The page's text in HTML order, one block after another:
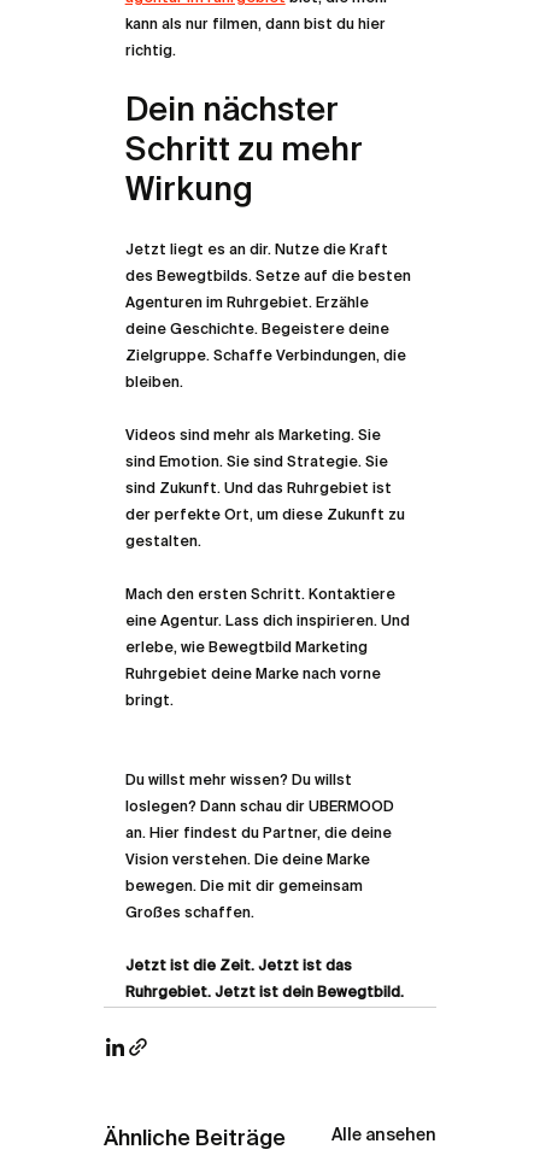
kann als nur filmen, dann bist du hier
richtig.
Dein nächster
Schritt zu mehr
Wirkung
Jetzt liegt es an dir. Nutze die Kraft
des Bewegtbilds. Setze auf die besten
Agenturen im Ruhrgebiet. Erzähle
deine Geschichte. Begeistere deine
Zielgruppe. Schaffe Verbindungen, die
bleiben.
Videos sind mehr als Marketing. Sie
sind Emotion. Sie sind Strategie. Sie
sind Zukunft. Und das Ruhrgebiet ist
der perfekte Ort, um diese Zukunft zu
gestalten.
Mach den ersten Schritt. Kontaktiere
eine Agentur. Lass dich inspirieren. Und
erlebe, wie Bewegtbild Marketing
Ruhrgebiet deine Marke nach vorne
bringt.
Du willst mehr wissen? Du willst
loslegen? Dann schau dir UBERMOOD
an. Hier findest du Partner, die deine
Vision verstehen. Die deine Marke
bewegen. Die mit dir gemeinsam
Großes schaffen.
Jetzt ist die Zeit. Jetzt ist das
Ruhrgebiet. Jetzt ist dein Bewegtbild.
Ähnliche Beiträge Alle ansehen